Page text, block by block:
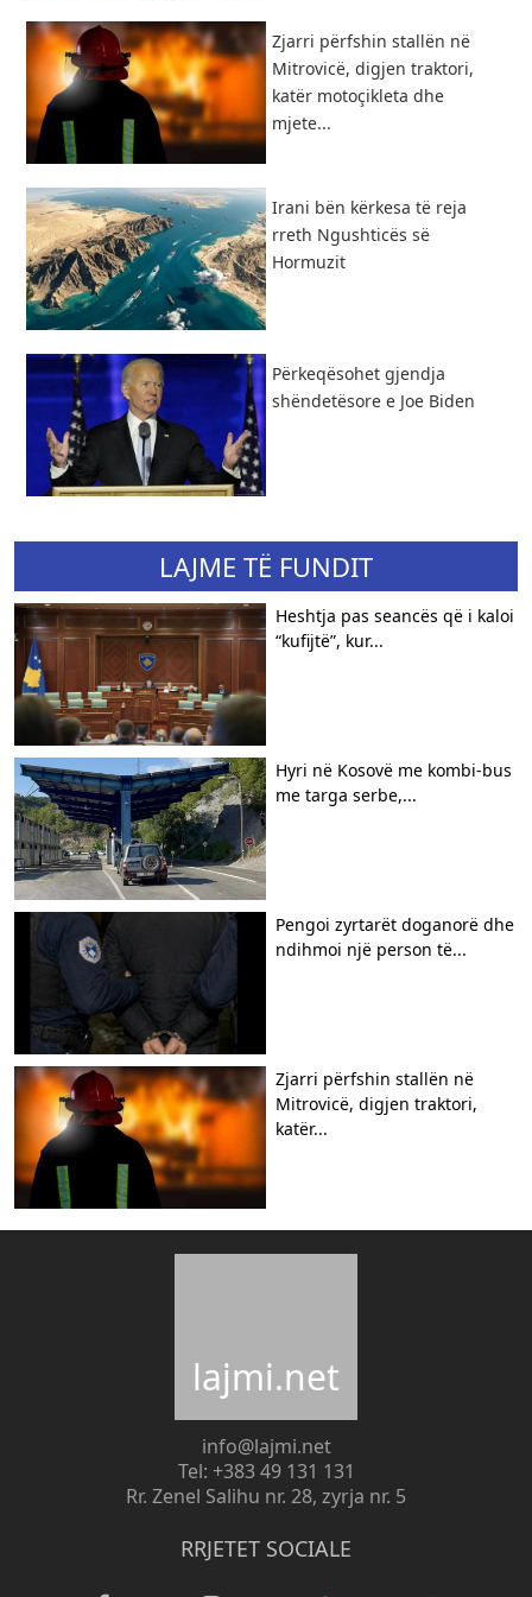
Zjarri përfshin stallën në
Mitrovicë, digjen traktori,
katër motoçikleta dhe
mjete...
​Irani bën kërkesa të reja
rreth Ngushticës së
Hormuzit
Përkeqësohet gjendja
shëndetësore e Joe Biden
LAJME TË FUNDIT
Heshtja pas seancës që i kaloi
“kufijtë”, kur...
Hyri në Kosovë me kombi-bus
me targa serbe,...
Pengoi zyrtarët doganorë dhe
ndihmoi një person të...
Zjarri përfshin stallën në
Mitrovicë, digjen traktori,
katër...
lajmi.net
info@lajmi.net
Tel: +383 49 131 131
Rr. Zenel Salihu nr. 28, zyrja nr. 5
RRJETET SOCIALE